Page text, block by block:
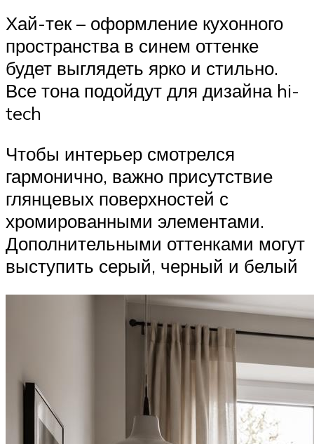
Хай-тек – оформление кухонного
пространства в синем оттенке
будет выглядеть ярко и стильно.
Все тона подойдут для дизайна hi-
tech
Чтобы интерьер смотрелся
гармонично, важно присутствие
глянцевых поверхностей с
хромированными элементами.
Дополнительными оттенками могут
выступить серый, черный и белый